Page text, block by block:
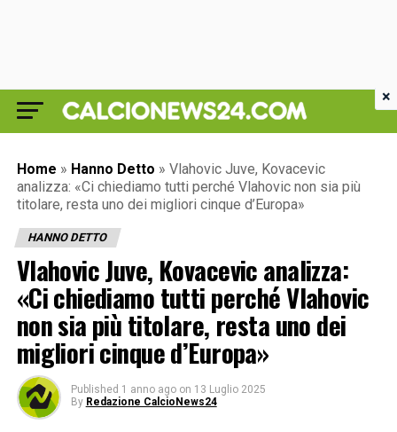
Home » Hanno Detto » Vlahovic Juve, Kovacevic
analizza: «Ci chiediamo tutti perché Vlahovic non sia più
titolare, resta uno dei migliori cinque d’Europa»
HANNO DETTO
Vlahovic Juve, Kovacevic analizza:
«Ci chiediamo tutti perché Vlahovic
non sia più titolare, resta uno dei
migliori cinque d’Europa»
Published 1 anno ago on 13 Luglio 2025
By Redazione CalcioNews24
×